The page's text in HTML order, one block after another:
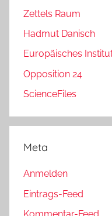
Zettels Raum
Hadmut Danisch
Europäisches
Opposition 24
ScienceFiles
Meta
Anmelden
Eintrags-Feed